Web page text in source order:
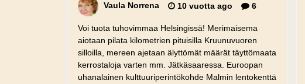
Vaula Norrena 10 vuotta ago 6
Voi tuota tuhovimmaa Helsingissä! Merimaisema
aiotaan pilata kilometrien pituisilla Kruunuvuoren
silloilla, mereen ajetaan älyttömät määrät täyttömaata
kerrostaloja varten mm. Jätkäsaaressa. Euroopan
uhanalainen kulttuuriperintökohde Malmin lentokenttä